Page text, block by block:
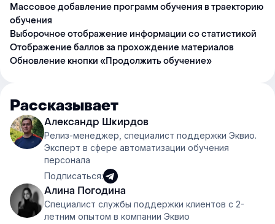
Массовое добавление программ обучения в траекторию
обучения
Выборочное отображение информации со статистикой
Отображение баллов за прохождение материалов
Обновление кнопки «Продолжить обучение»
Рассказывает
Александр Шкирдов
Релиз-менеджер, специалист поддержки Эквио.
Эксперт в сфере автоматизации обучения
персонала
Подписаться:
Алина Погодина
Специалист службы поддержки клиентов с 2-
летним опытом в компании Эквио